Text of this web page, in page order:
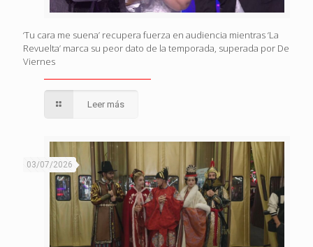
‘Tu cara me suena’ recupera fuerza en audiencia mientras ‘La
Revuelta’ marca su peor dato de la temporada, superada por De
Viernes
Leer más
03/07/2026